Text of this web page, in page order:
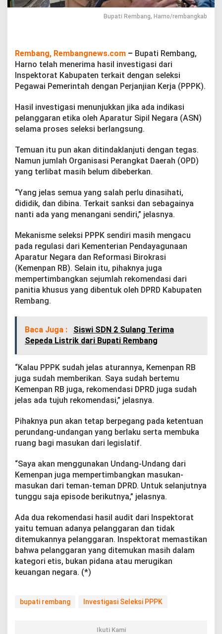
m
H
l
I
n
v
t
i
g
s
i
S
e
e
s
i
P
P
Bupati Rembang, Harno/rembangkab
Rembang, Rembangnews.com – Bupati Rembang,
Harno telah menerima hasil investigasi dari
Inspektorat Kabupaten terkait dengan seleksi
Pegawai Pemerintah dengan Perjanjian Kerja (PPPK).
Hasil investigasi menunjukkan jika ada indikasi
pelanggaran etika oleh Aparatur Sipil Negara (ASN)
selama proses seleksi berlangsung.
Temuan itu pun akan ditindaklanjuti dengan tegas.
Namun jumlah Organisasi Perangkat Daerah (OPD)
yang terlibat masih belum dibeberkan.
“Yang jelas semua yang salah perlu dinasihati,
dididik, dan dibina. Terkait sanksi dan sebagainya
nanti ada yang menangani sendiri,” jelasnya.
Mekanisme seleksi PPPK sendiri masih mengacu
pada regulasi dari Kementerian Pendayagunaan
Aparatur Negara dan Reformasi Birokrasi
(Kemenpan RB). Selain itu, pihaknya juga
mempertimbangkan sejumlah rekomendasi dari
panitia khusus yang dibentuk oleh DPRD Kabupaten
Rembang.
Baca Juga :
Siswi SDN 2 Sulang Terima
Sepeda Listrik dari Bupati Rembang
“Kalau PPPK sudah jelas aturannya, Kemenpan RB
juga sudah memberikan. Saya sudah bertemu
Kemenpan RB juga, rekomendasi DPRD juga sudah
jelas ada tujuh rekomendasi,” jelasnya.
Pihaknya pun akan tetap berpegang pada ketentuan
perundang-undangan yang berlaku serta membuka
ruang bagi masukan dari legislatif.
“Saya akan menggunakan Undang-Undang dari
Kemenpan juga mempertimbangkan masukan-
masukan dari teman-teman DPRD. Untuk selanjutnya
tunggu saja episode berikutnya,” jelasnya.
Ada dua rekomendasi hasil audit dari Inspektorat
yaitu temuan adanya pelanggaran dan tidak
ditemukannya pelanggaran. Inspektorat memastikan
bahwa pelanggaran yang ditemukan masih dalam
kategori etis, bukan pidana atau merugikan
keuangan negara. (*)
bupati rembang Investigasi Seleksi PPPK
Ikuti Kami